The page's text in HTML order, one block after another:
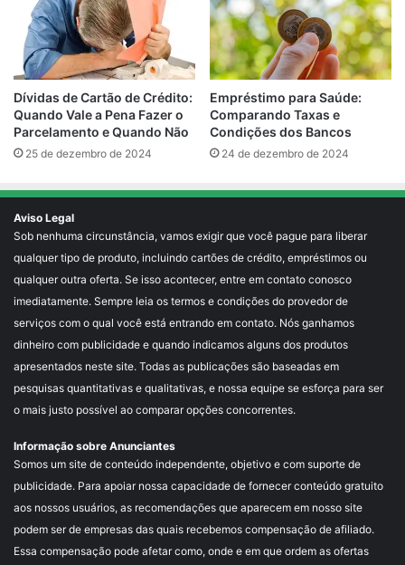
Dívidas de Cartão de Crédito:
Quando Vale a Pena Fazer o
Parcelamento e Quando Não
25 de dezembro de 2024
Empréstimo para Saúde:
Comparando Taxas e
Condições dos Bancos
24 de dezembro de 2024
Aviso Legal
Sob nenhuma circunstância, vamos exigir que você pague para liberar
qualquer tipo de produto, incluindo cartões de crédito, empréstimos ou
qualquer outra oferta. Se isso acontecer, entre em contato conosco
imediatamente. Sempre leia os termos e condições do provedor de
serviços com o qual você está entrando em contato. Nós ganhamos
dinheiro com publicidade e quando indicamos alguns dos produtos
apresentados neste site. Todas as publicações são baseadas em
pesquisas quantitativas e qualitativas, e nossa equipe se esforça para ser
o mais justo possível ao comparar opções concorrentes.
Informação sobre Anunciantes
Somos um site de conteúdo independente, objetivo e com suporte de
publicidade. Para apoiar nossa capacidade de fornecer conteúdo gratuito
aos nossos usuários, as recomendações que aparecem em nosso site
podem ser de empresas das quais recebemos compensação de afiliado.
Essa compensação pode afetar como, onde e em que ordem as ofertas